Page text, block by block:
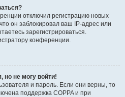
отключил регистрацию новых
он заблокировал ваш IP-адрес или
зарегистрироваться.
конференции.
но не могу войти!
и пароль. Если они верны, то
поддержка COPPA и при